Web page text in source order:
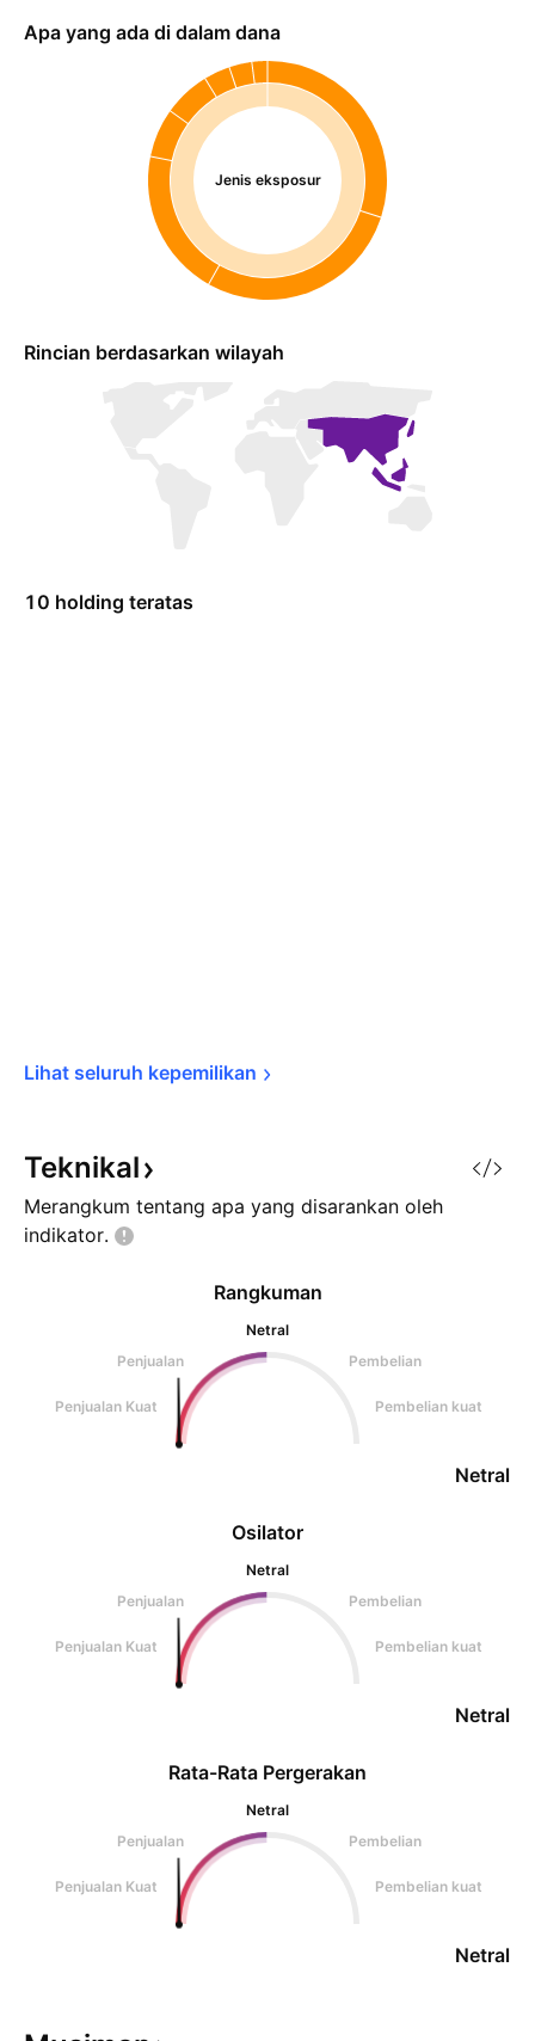
Apa yang ada di dalam dana
Jenis eksposur
Rincian berdasarkan wilayah
10 holding teratas
Lihat seluruh kepemilikan
Teknikal
Merangkum tentang apa yang disarankan oleh
indikator.
Osilator
Netral
Penjualan
Pembelian
Penjualan Kuat Pembelian kuat
Netral
Rangkuman
Netral
Penjualan
Pembelian
Penjualan Kuat Pembelian kuat
Netral
Rata-Rata Pergerakan
Netral
Penjualan
Pembelian
Penjualan Kuat Pembelian kuat
Netral